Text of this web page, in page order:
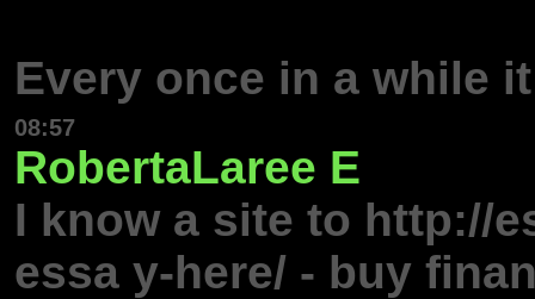
Every once in a while
08:57
RobertaLaree E
I know a site to http://
essa y-here/ - buy